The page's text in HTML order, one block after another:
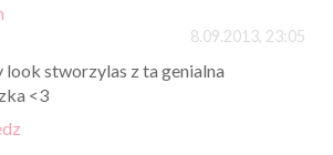
8.09.2013, 23:05
look stworzylas z ta genialna
<3